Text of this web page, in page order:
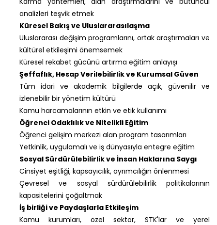
analizleri teşvik etmek
Küresel Bakış ve Uluslararasılaşma
Uluslararası değişim programlarını, ortak araştırmaları ve
kültürel etkileşimi önemsemek
Küresel rekabet gücünü artırma eğitim anlayışı
Şeffaflık, Hesap Verilebilirlik ve Kurumsal Güven
Tüm idari ve akademik bilgilerde açık, güvenilir ve
izlenebilir bir yönetim kültürü
Kamu harcamalarının etkin ve etik kullanımı
Öğrenci Odaklılık ve Nitelikli Eğitim
Öğrenci gelişim merkezi alan program tasarımları
Yetkinlik, uygulamalı ve iş dünyasıyla entegre eğitim
Sosyal Sürdürülebilirlik ve İnsan Haklarına Saygı
Cinsiyet eşitliği, kapsayıcılık, ayrımcılığın önlenmesi
Çevresel ve sosyal sürdürülebilirlik politikalarının
kapasitelerini çoğaltmak
İş birliği ve Paydaşlarla Etkileşim
Kamu kurumları, özel sektör, STK'lar ve yerel